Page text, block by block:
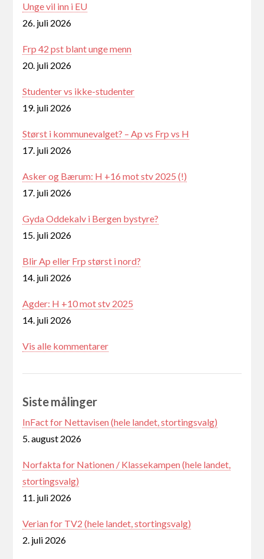
Unge vil inn i EU
26. juli 2026
Frp 42 pst blant unge menn
20. juli 2026
Studenter vs ikke-studenter
19. juli 2026
Størst i kommunevalget? – Ap vs Frp vs H
17. juli 2026
Asker og Bærum: H +16 mot stv 2025 (!)
17. juli 2026
Gyda Oddekalv i Bergen bystyre?
15. juli 2026
Blir Ap eller Frp størst i nord?
14. juli 2026
Agder: H +10 mot stv 2025
14. juli 2026
Vis alle kommentarer
Siste målinger
InFact for Nettavisen (hele landet, stortingsvalg)
5. august 2026
Norfakta for Nationen / Klassekampen (hele landet,
stortingsvalg)
11. juli 2026
Verian for TV2 (hele landet, stortingsvalg)
2. juli 2026